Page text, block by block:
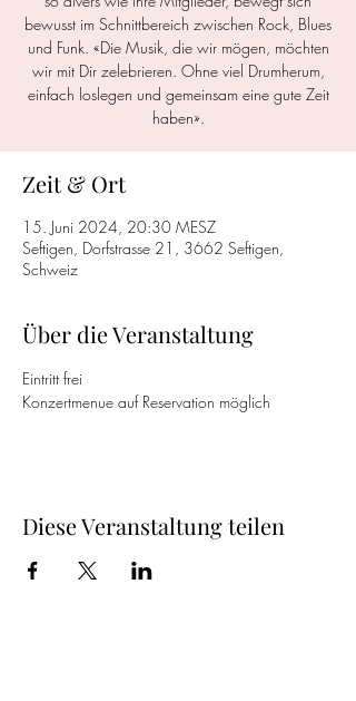
bewusst im Schnittbereich zwischen Rock, Blues
und Funk. «Die Musik, die wir mögen, möchten
wir mit Dir zelebrieren. Ohne viel Drumherum,
einfach loslegen und gemeinsam eine gute Zeit
haben».
Zeit & Ort
15. Juni 2024, 20:30 MESZ
Seftigen, Dorfstrasse 21, 3662 Seftigen,
Schweiz
Über die Veranstaltung
Eintritt frei
Konzertmenue auf Reservation möglich
Diese Veranstaltung teilen